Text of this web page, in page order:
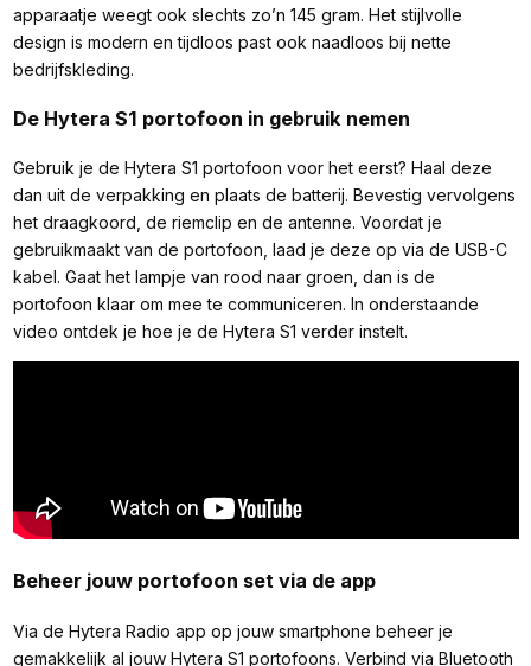
apparaatje weegt ook slechts zo’n 145 gram. Het stijlvolle
design is modern en tijdloos past ook naadloos bij nette
bedrijfskleding.
De Hytera S1 portofoon in gebruik nemen
Gebruik je de Hytera S1 portofoon voor het eerst? Haal deze
dan uit de verpakking en plaats de batterij. Bevestig vervolgens
het draagkoord, de riemclip en de antenne. Voordat je
gebruikmaakt van de portofoon, laad je deze op via de USB-C
kabel. Gaat het lampje van rood naar groen, dan is de
portofoon klaar om mee te communiceren. In onderstaande
video ontdek je hoe je de Hytera S1 verder instelt.
Beheer jouw portofoon set via de app
Via de Hytera Radio app op jouw smartphone beheer je
gemakkelijk al jouw Hytera S1 portofoons. Verbind via Bluetooth